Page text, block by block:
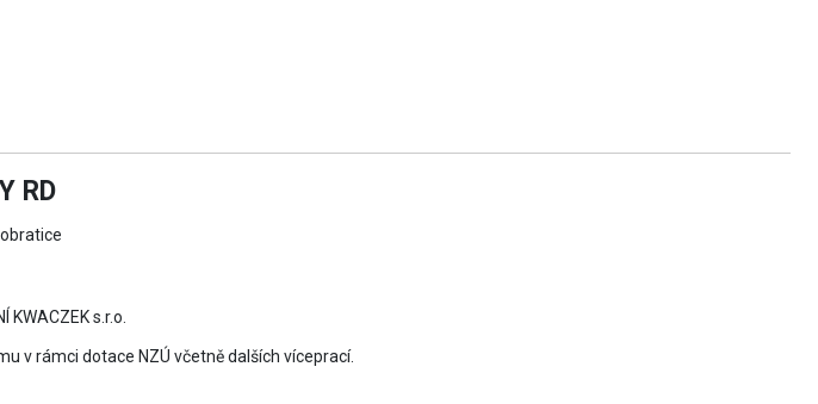
RD
KWACZEK s.r.o.
v rámci dotace NZÚ včetně dalších víceprací.